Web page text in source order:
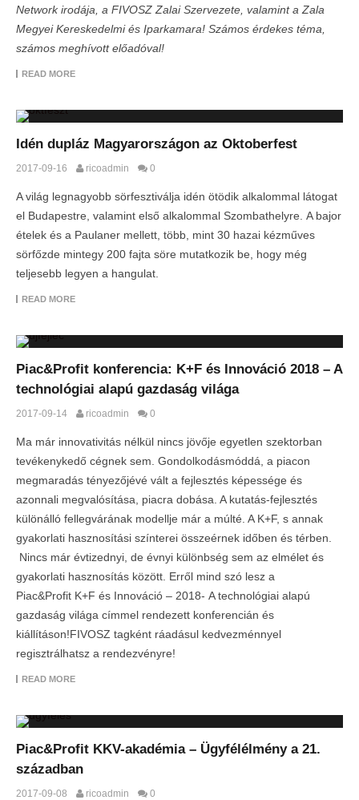
Network irodája, a FIVOSZ Zalai Szervezete, valamint a Zala
Megyei Kereskedelmi és Iparkamara! Számos érdekes téma,
számos meghívott előadóval!
READ MORE
Idén dupláz Magyarországon az Oktoberfest
2017-09-16 ricoadmin 0
A világ legnagyobb sörfesztiválja idén ötödik alkalommal látogat
el Budapestre, valamint első alkalommal Szombathelyre. A bajor
ételek és a Paulaner mellett, több, mint 30 hazai kézműves
sörfőzde mintegy 200 fajta söre mutatkozik be, hogy még
teljesebb legyen a hangulat.
READ MORE
Piac&Profit konferencia: K+F és Innováció 2018 – A
technológiai alapú gazdaság világa
2017-09-14 ricoadmin 0
Ma már innovativitás nélkül nincs jövője egyetlen szektorban
tevékenykedő cégnek sem. Gondolkodásmóddá, a piacon
megmaradás tényezőjévé vált a fejlesztés képessége és
azonnali megvalósítása, piacra dobása. A kutatás-fejlesztés
különálló fellegvárának modellje már a múlté. A K+F, s annak
gyakorlati hasznosítási színterei összeérnek időben és térben.
Nincs már évtizednyi, de évnyi különbség sem az elmélet és
gyakorlati hasznosítás között. Erről mind szó lesz a
Piac&Profit K+F és Innováció – 2018- A technológiai alapú
gazdaság világa címmel rendezett konferencián és
kiállításon!FIVOSZ tagként ráadásul kedvezménnyel
regisztrálhatsz a rendezvényre!
READ MORE
Piac&Profit KKV-akadémia – Ügyfélélmény a 21.
században
2017-09-08 ricoadmin 0